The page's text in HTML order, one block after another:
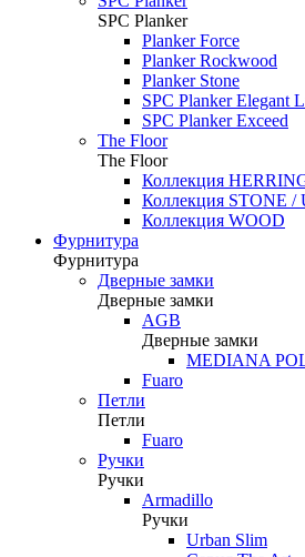
SPC Planker
Planker Force
Planker Rockwood
Planker Stone
SPC Planker Elegant
SPC Planker Exceed
The Floor
The Floor
Коллекция
Коллекция STONE /
Коллекция WOOD
Фурнитура
Фурнитура
Дверные замки
Дверные замки
AGB
Дверные замки
MEDIANA
Fuaro
Петли
Петли
Fuaro
Ручки
Ручки
Armadillo
Ручки
Urban Slim